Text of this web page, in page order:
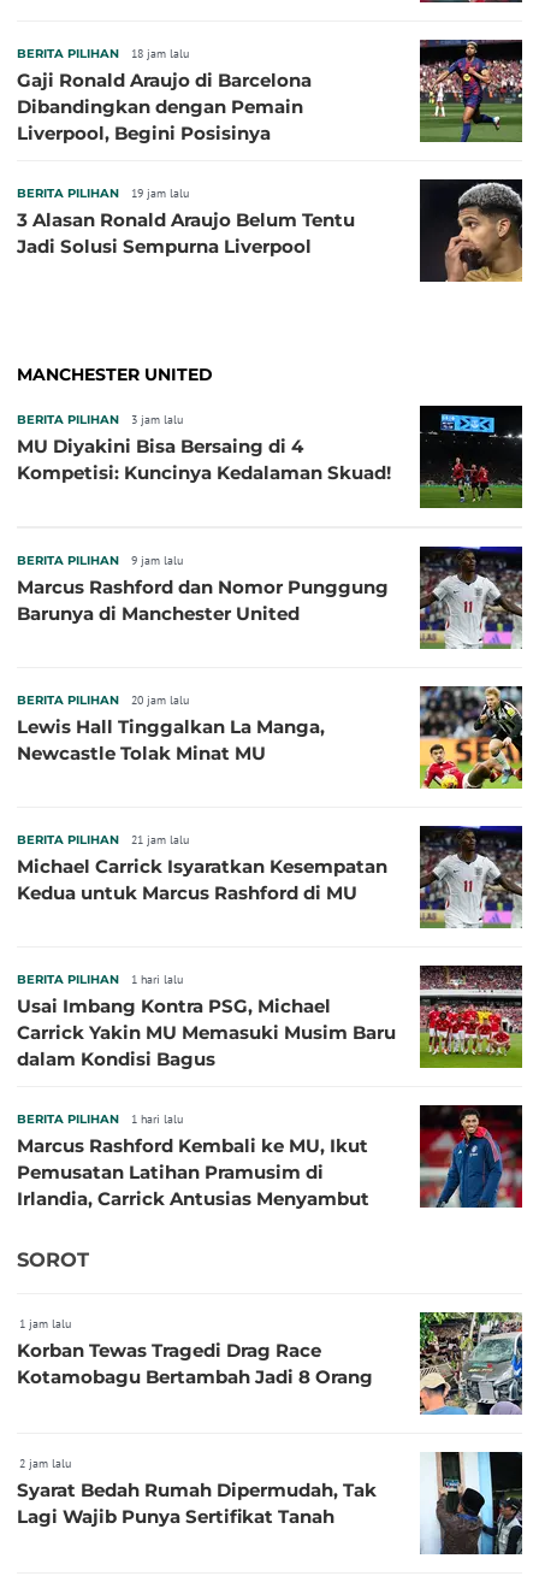
BERITA PILIHAN 18 jam lalu
Gaji Ronald Araujo di Barcelona
Dibandingkan dengan Pemain
Liverpool, Begini Posisinya
BERITA PILIHAN 19 jam lalu
3 Alasan Ronald Araujo Belum Tentu
Jadi Solusi Sempurna Liverpool
MANCHESTER UNITED
BERITA PILIHAN 3 jam lalu
MU Diyakini Bisa Bersaing di 4
Kompetisi: Kuncinya Kedalaman Skuad!
BERITA PILIHAN 9 jam lalu
Marcus Rashford dan Nomor Punggung
Barunya di Manchester United
BERITA PILIHAN 20 jam lalu
Lewis Hall Tinggalkan La Manga,
Newcastle Tolak Minat MU
BERITA PILIHAN 21 jam lalu
Michael Carrick Isyaratkan Kesempatan
Kedua untuk Marcus Rashford di MU
BERITA PILIHAN 1 hari lalu
Usai Imbang Kontra PSG, Michael
Carrick Yakin MU Memasuki Musim Baru
dalam Kondisi Bagus
BERITA PILIHAN 1 hari lalu
Marcus Rashford Kembali ke MU, Ikut
Pemusatan Latihan Pramusim di
Irlandia, Carrick Antusias Menyambut
SOROT
1 jam lalu
Korban Tewas Tragedi Drag Race
Kotamobagu Bertambah Jadi 8 Orang
2 jam lalu
Syarat Bedah Rumah Dipermudah, Tak
Lagi Wajib Punya Sertifikat Tanah